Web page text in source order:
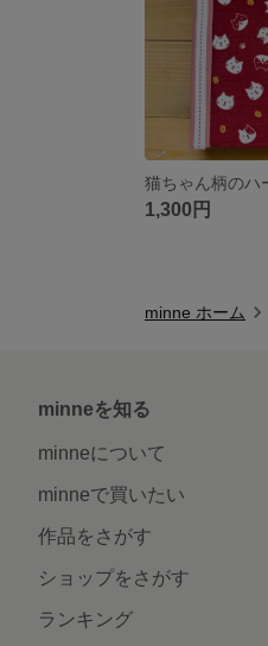
1,300円
minne ホーム
minneを知る
minneについて
minneで買いたい
作品をさがす
ショップをさがす
ランキング